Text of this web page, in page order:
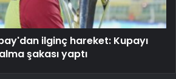
ilginç hareket: Kupayı
şakası yaptı